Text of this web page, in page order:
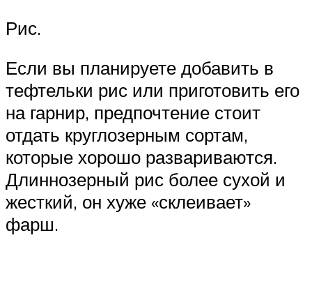
Рис.
Если вы планируете добавить в
тефтельки рис или приготовить его
на гарнир, предпочтение стоит
отдать круглозерным сортам,
которые хорошо развариваются.
Длиннозерный рис более сухой и
жесткий, он хуже «склеивает»
фарш.